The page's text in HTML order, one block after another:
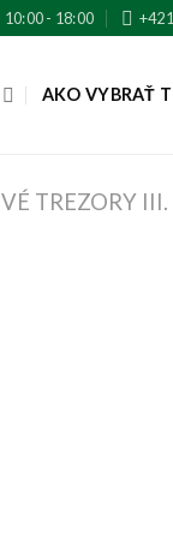
- 18:00
AKO VYBRAŤ
TREZORY III.